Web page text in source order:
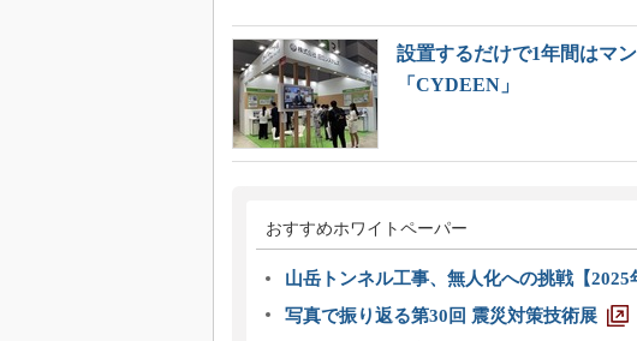
設置するだけで1年間はマ
「CYDEEN」
おすすめホワイトペーパー
山岳トンネル工事、無人化への挑戦【2025
写真で振り返る第30回 震災対策技術展